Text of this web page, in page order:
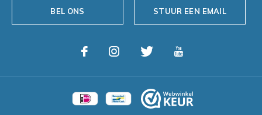
BEL ONS STUUR EEN EMAIL